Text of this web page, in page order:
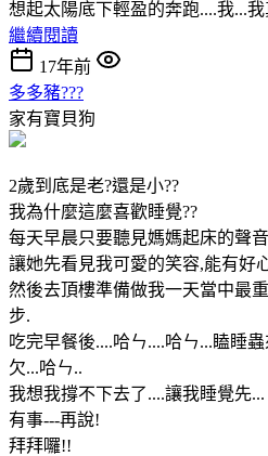
想起太陽底下輕盈的奔跑....我...
繼續閱讀
17年前
多多豬???
家有寶貝狗
2歲到底是老?還是小??
我為什麼這麼喜歡睡覺??
每天早晨只要聽見媽媽起床的聲
讓她先看見我可愛的笑容,能有好
然後去頂樓準備做我一天當中最
步.
吃完早餐後....哈ㄣ....哈ㄣ...瞌睡
欠...哈ㄣ..
我想我撐不下去了....讓我睡覺先...
有事---再說!
拜拜囉!!